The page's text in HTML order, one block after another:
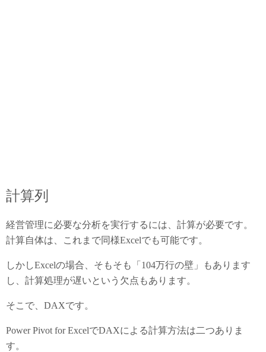
計算列
経営管理に必要な分析を実行するには、計算が必要です。
計算自体は、これまで同様Excelでも可能です。
しかしExcelの場合、そもそも「104万行の壁」もあります
し、計算処理が遅いという欠点もあります。
そこで、DAXです。
Power Pivot for ExcelでDAXによる計算方法は二つありま
す。